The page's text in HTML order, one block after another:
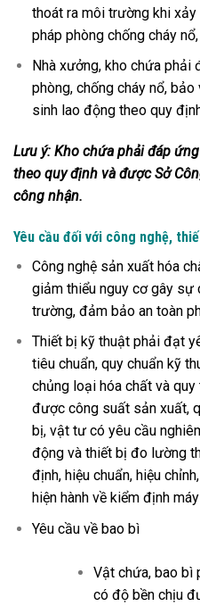
thoát ra môi trường khi
pháp phòng chống cháy
Nhà xưởng, kho chứa
phòng, chống cháy nổ,
sinh lao động theo quy
Lưu ý: Kho chứa phải đáp
theo quy định và được Sở
công nhận.
Yêu cầu đối với công nghệ,
Công nghệ sản xuất hóa
giảm thiểu nguy cơ gây sự
trường, đảm bảo an toàn
Thiết bị kỹ thuật phải đạt
tiêu chuẩn, quy chuẩn kỹ
chủng loại hóa chất và
được công suất sản xuất,
bị, vật tư có yêu cầu
động và thiết bị đo lường
định, hiệu chuẩn, hiệu
hiện hành về kiểm định
Yêu cầu về bao bì
Vật chứa, bao bì
có độ bền chịu